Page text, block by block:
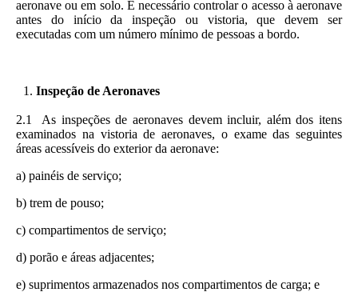
aeronave ou em solo. É necessário controlar o acesso à aeronave
antes do início da inspeção ou vistoria, que devem ser
executadas com um número mínimo de pessoas a bordo.
Inspeção de Aeronaves
2.1 As inspeções de aeronaves devem incluir, além dos itens
examinados na vistoria de aeronaves, o exame das seguintes
áreas acessíveis do exterior da aeronave:
a) painéis de serviço;
b) trem de pouso;
c) compartimentos de serviço;
d) porão e áreas adjacentes;
e) suprimentos armazenados nos compartimentos de carga; e